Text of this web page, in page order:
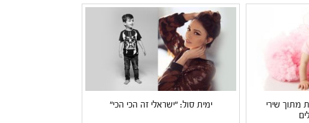
מתוך שירי
ימית סול: "ישראלי זה הכי הכי"